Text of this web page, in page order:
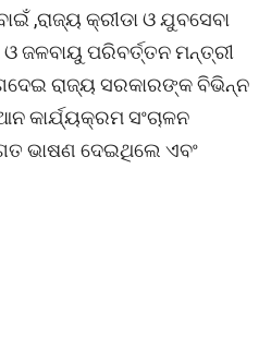
,ରାଜ୍ୟ କ୍ରୀଡା ଓ ଯୁବସେବା
ଜଳବାୟୁ ପରିବର୍ତ୍ତନ ମନ୍ତ୍ରୀ
ରାଜ୍ୟ ସରକାରଙ୍କ ବିଭିନ୍ନ
କାର୍ଯ୍ୟକ୍ରମ ସଂଚାଳନ
ଭାଷଣ ଦେଇଥିଲେ ଏବଂ